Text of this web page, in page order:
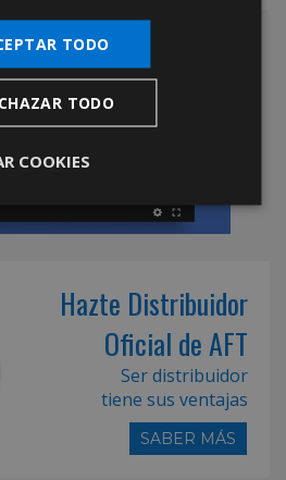
Hazte Distribuidor
Oficial de AFT
Ser distribuidor
tiene sus ventajas
SABER MÁS
TODO
TODO
COOKIES